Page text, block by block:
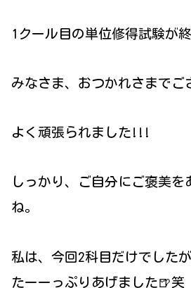
1クール目の単位修得試験が
みなさま、おつかれさまでご
よく頑張られました!!!
しっかり、ご自分にご褒美を
ね。
私は、今回2科目だけでした
たーーっぷりあげました🍺笑